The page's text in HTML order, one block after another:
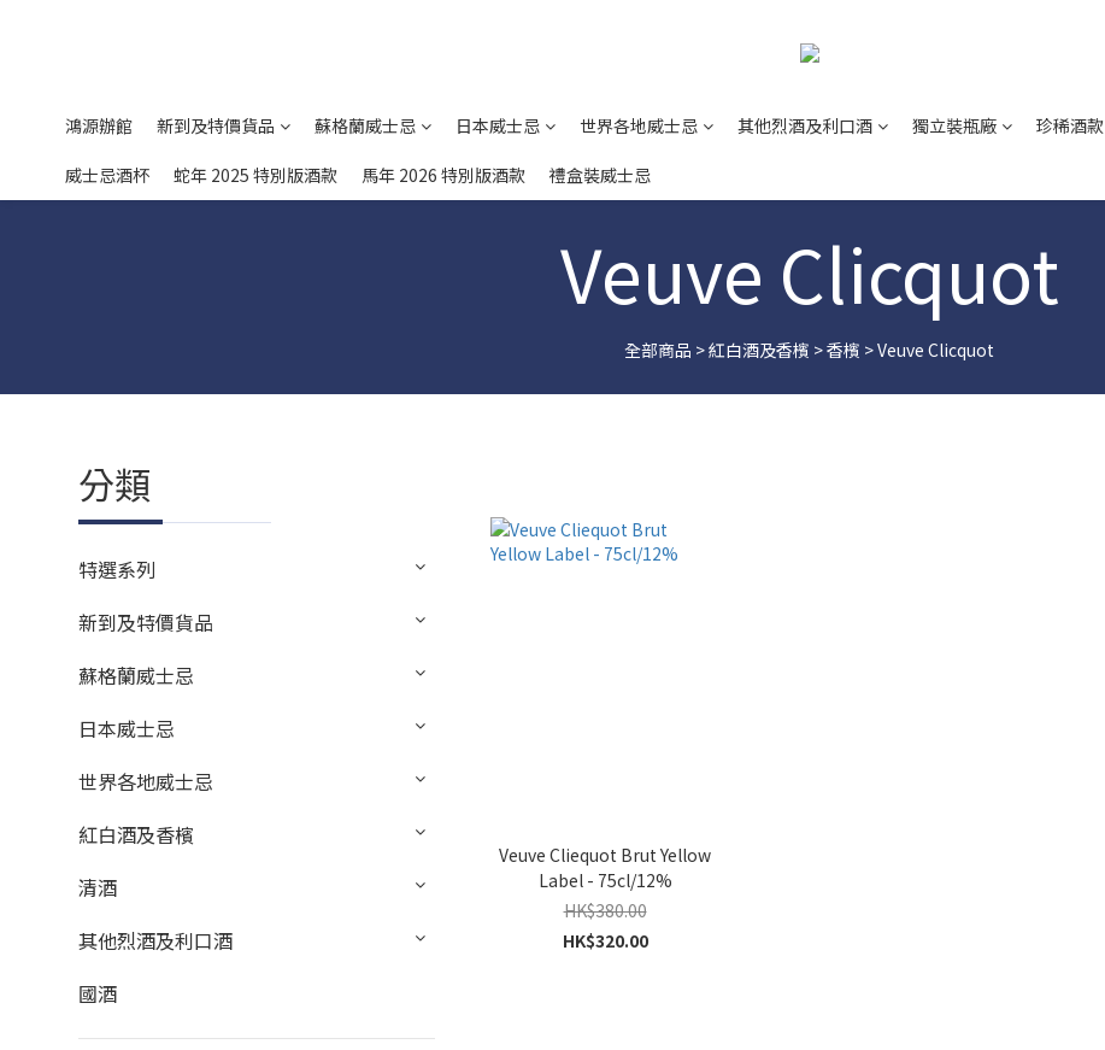
鴻源辦館 新到及特價貨品 蘇格蘭威士忌 日本威士忌 世界各地威士忌 其他烈酒及利口酒 獨立裝瓶廠 珍稀酒款
威士忌酒杯 蛇年 2025 特別版酒款 馬年 2026 特別版酒款 禮盒裝威士忌
Veuve Clicquot
全部商品 >紅白酒及香檳 >香檳 >Veuve Clicquot
分類
特選系列
新到及特價貨品
蘇格蘭威士忌
日本威士忌
世界各地威士忌
紅白酒及香檳
清酒
其他烈酒及利口酒
國酒
Veuve Cliequot Brut Yellow
Label - 75cl/12%
HK$380.00
HK$320.00